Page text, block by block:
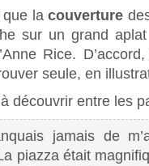
que lacouverture
sur un grand
Rice.
seule, en
découvrir entre les
jamais de
piazza était